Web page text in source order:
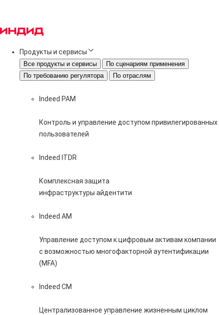
Продукты и сервисы
Все продукты и сервисы
По сценариям применения
По требованию регулятора
По отраслям
Indeed PAM
Контроль и управление доступом привилегированных
пользователей
Indeed ITDR
Комплексная защита
инфраструктуры айдентити
Indeed AM
Управление доступом к цифровым активам компании
с возможностью многофакторной аутентификации
(MFA)
Indeed CM
Централизованное управление жизненным циклом